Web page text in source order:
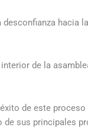
hacia
de la
de este
sus principales